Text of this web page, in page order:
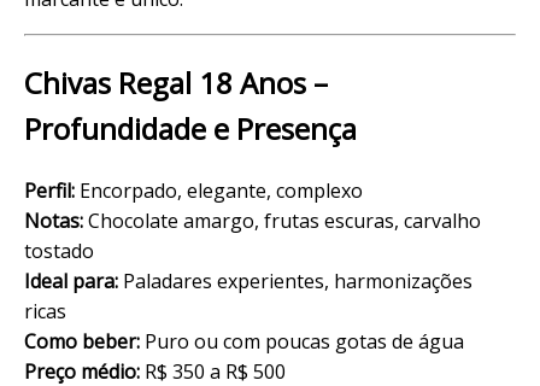
Chivas Regal 18 Anos –
Profundidade e Presença
Perfil: Encorpado, elegante, complexo
Notas:Chocolate amargo, frutas escuras, carvalho
tostado
Ideal para: Paladares experientes, harmonizações
ricas
Como beber: Puro ou com poucas gotas de água
Preço médio: R$ 350 a R$ 500